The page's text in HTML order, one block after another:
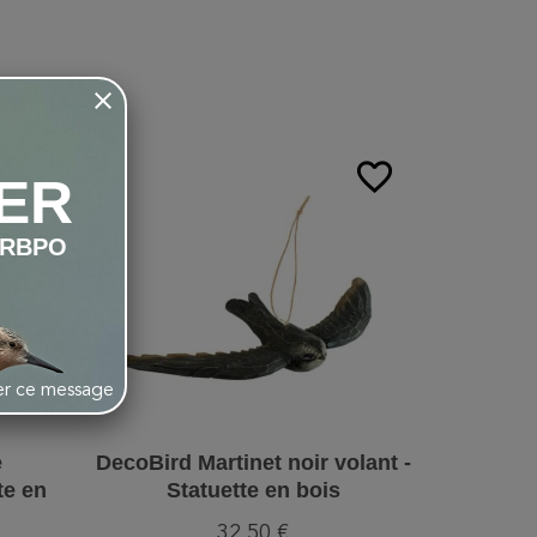
favorite_border
en
favorite_border
DecoBird Martinet noir volant -
Statuette en bois
ce message